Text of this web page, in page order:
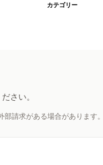
カテゴリー
さい。
請求がある場合があります。